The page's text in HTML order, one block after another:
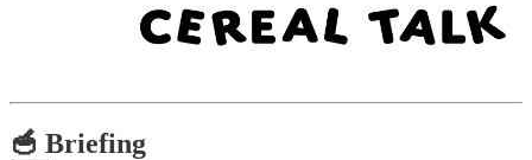
🥣 Briefing